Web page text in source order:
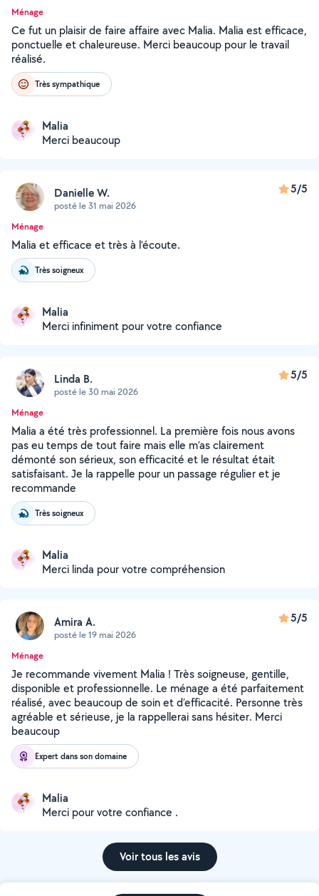
Ménage
Ce fut un plaisir de faire affaire avec Malia. Malia est efficace,
ponctuelle et chaleureuse. Merci beaucoup pour le travail
réalisé.
Très sympathique
Malia
Merci beaucoup
Danielle W.
posté le 31 mai 2026
5/5
Ménage
Malia et efficace et très à l’écoute.
Très soigneux
Malia
Merci infiniment pour votre confiance
Linda B.
posté le 30 mai 2026
5/5
Ménage
Malia a été très professionnel. La première fois nous avons
pas eu temps de tout faire mais elle m’as clairement
démonté son sérieux, son efficacité et le résultat était
satisfaisant. Je la rappelle pour un passage régulier et je
recommande
Très soigneux
Malia
Merci linda pour votre compréhension
Amira A.
posté le 19 mai 2026
5/5
Ménage
Je recommande vivement Malia ! Très soigneuse, gentille,
disponible et professionnelle. Le ménage a été parfaitement
réalisé, avec beaucoup de soin et d’efficacité. Personne très
agréable et sérieuse, je la rappellerai sans hésiter. Merci
beaucoup
Expert dans son domaine
Malia
Merci pour votre confiance .
Voir tous les avis